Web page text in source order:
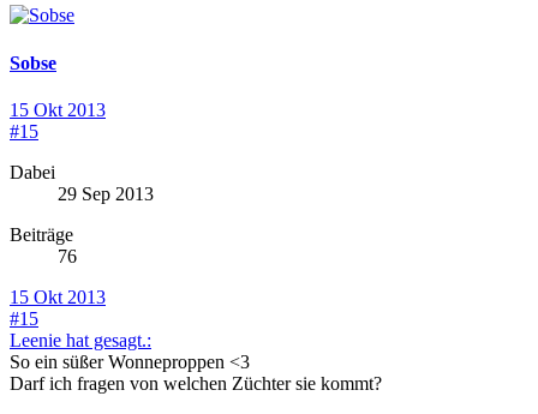
Sobse
15 Okt 2013
#15
Dabei
29 Sep 2013
Beiträge
76
15 Okt 2013
#15
Leenie hat gesagt.:
So ein süßer Wonneproppen <3
Darf ich fragen von welchen Züchter sie kommt?